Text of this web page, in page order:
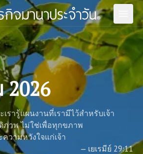
ะจำวัน | รักพระเจ้ารักผู้อื่น
เปิด
ค้น
เรารู้แผนงานที่เรามีไว้สำหรับเจ้า
ภาพ ไม่ใช่เพื่อทุกขภาพ
วามหวังใจแก่เจ้า
— เยเรมีย์ 29:11